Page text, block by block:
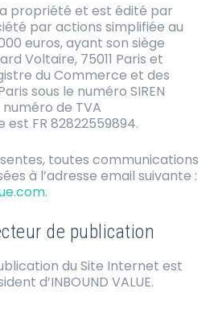
propriété et est édité par
par actions simplifiée au
euros, ayant son siège
Voltaire, 75011 Paris et
du Commerce et des
sous le numéro SIREN
de TVA
FR 82822559894.
toutes communications
à l’adresse email suivante :
.
de publication
du Site Internet est
d’INBOUND VALUE.